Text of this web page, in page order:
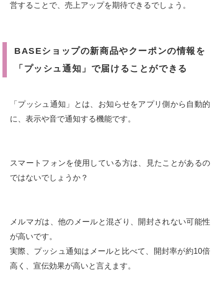
営することで、売上アップを期待できるでしょう。
BASEショップの新商品やクーポンの情報を
「プッシュ通知」で届けることができる
「プッシュ通知」とは、お知らせをアプリ側から自動的
に、表示や音で通知する機能です。
スマートフォンを使用している方は、見たことがあるの
ではないでしょうか？
メルマガは、他のメールと混ざり、開封されない可能性
が高いです。
実際、プッシュ通知はメールと比べて、開封率が約10倍
高く、宣伝効果が高いと言えます。